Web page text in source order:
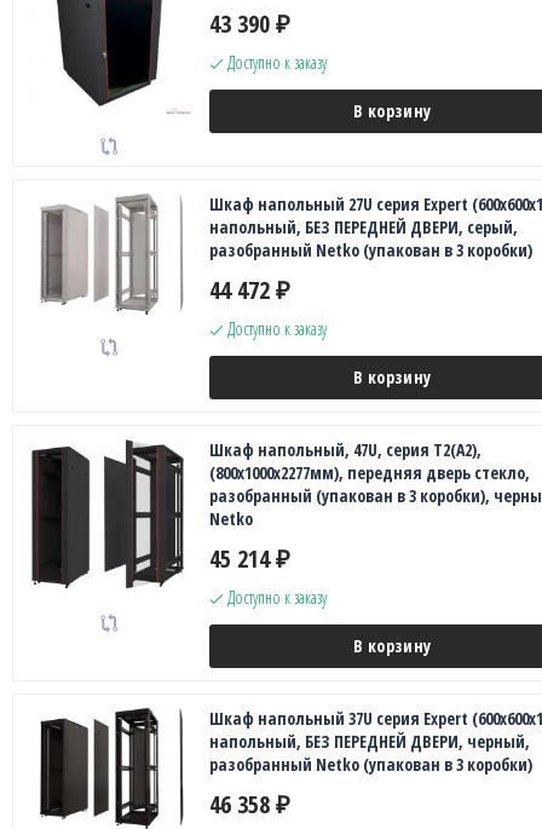
43 390 ₽
Доступно к заказу
В корзину
Шкаф напольный 27U серия Expert
напольный, БЕЗ ПЕРЕДНЕЙ ДВЕРИ, серый,
разобранный Netko (упакован в 3 коробки)
44 472 ₽
Доступно к заказу
В корзину
Шкаф напольный, 47U, серия T2(A2),
(800х1000х2277мм), передняя дверь стекло,
разобранный (упакован в 3 коробки),
Netko
45 214 ₽
Доступно к заказу
В корзину
Шкаф напольный 37U серия Expert
напольный, БЕЗ ПЕРЕДНЕЙ ДВЕРИ, черный,
разобранный Netko (упакован в 3 коробки)
46 358 ₽